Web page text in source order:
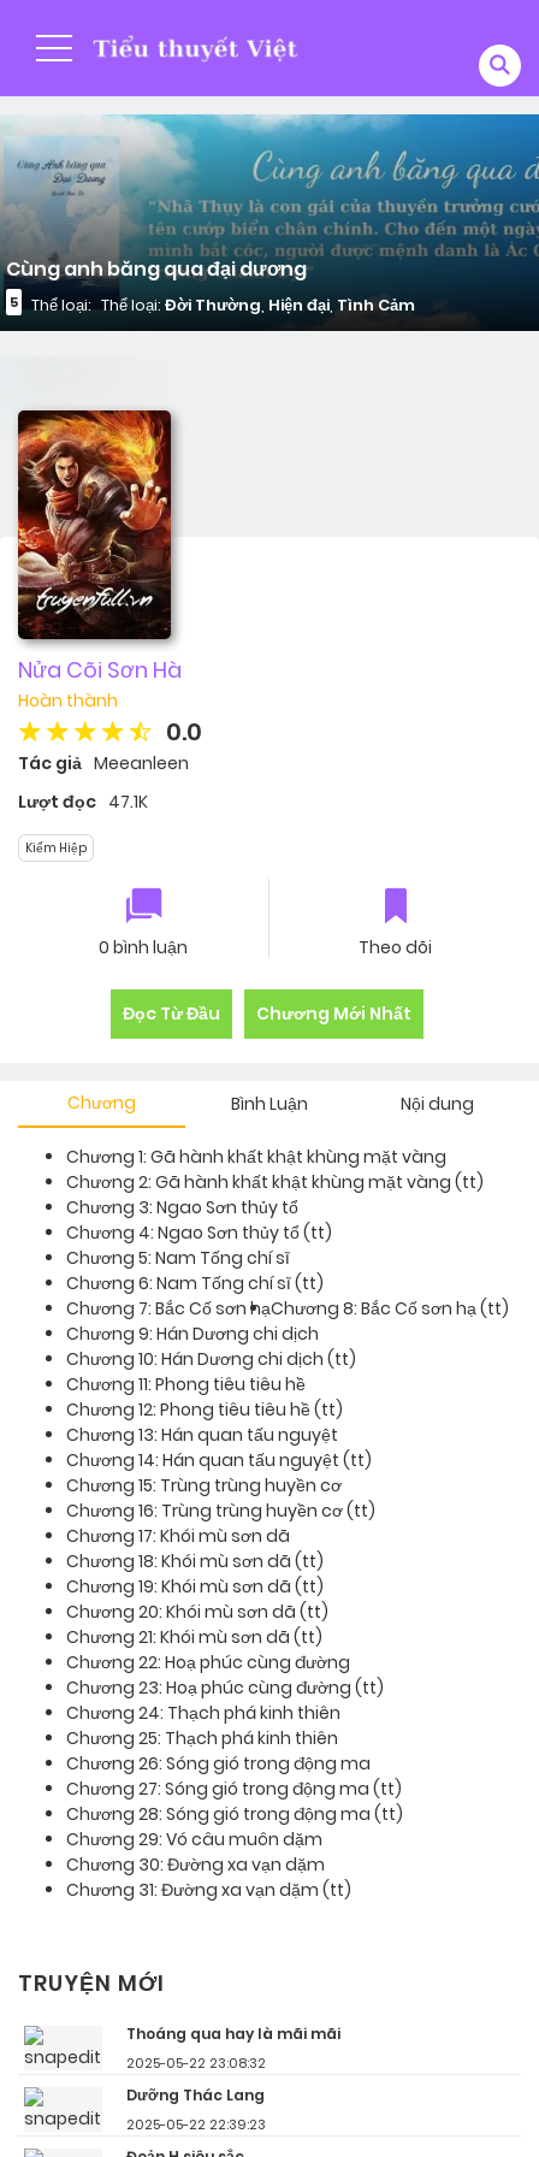
Cùng anh băng qua đại dương
5 Thể loại: Thể loại: Đời Thường, Hiện đại, Tình Cảm
Nửa Cõi Sơn Hà
Hoàn thành
0.0
Tác giả Meeanleen
Lượt đọc 47.1K
Kiếm Hiệp
0 bình luận Theo dõi
Đọc Từ Đầu Chương Mới Nhất
Chương Bình Luận Nội dung
Chương 1: Gã hành khất khật khùng mặt vàng
Chương 2: Gã hành khất khật khùng mặt vàng (tt)
Chương 3: Ngao Sơn thủy tổ
Chương 4: Ngao Sơn thủy tổ (tt)
Chương 5: Nam Tống chí sĩ
Chương 6: Nam Tống chí sĩ (tt)
Chương 7: Bắc Cố sơn hạChương 8: Bắc Cố sơn hạ (tt)
Chương 9: Hán Dương chi dịch
Chương 10: Hán Dương chi dịch (tt)
Chương 11: Phong tiêu tiêu hề
Chương 12: Phong tiêu tiêu hề (tt)
Chương 13: Hán quan tấu nguyệt
Chương 14: Hán quan tấu nguyệt (tt)
Chương 15: Trùng trùng huyền cơ
Chương 16: Trùng trùng huyền cơ (tt)
Chương 17: Khói mù sơn dã
Chương 18: Khói mù sơn dã (tt)
Chương 19: Khói mù sơn dã (tt)
Chương 20: Khói mù sơn dã (tt)
Chương 21: Khói mù sơn dã (tt)
Chương 22: Hoạ phúc cùng đường
Chương 23: Hoạ phúc cùng đường (tt)
Chương 24: Thạch phá kinh thiên
Chương 25: Thạch phá kinh thiên
Chương 26: Sóng gió trong động ma
Chương 27: Sóng gió trong động ma (tt)
Chương 28: Sóng gió trong động ma (tt)
Chương 29: Vó câu muôn dặm
Chương 30: Đường xa vạn dặm
Chương 31: Đường xa vạn dặm (tt)
TRUYỆN MỚI
Thoáng qua hay là mãi mãi
2025-05-22 23:08:32
Dưỡng Thác Lang
2025-05-22 22:39:23